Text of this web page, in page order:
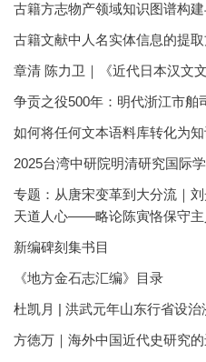
古籍方志物产领域知识图谱构
古籍文献中人名实体信息的提
章清 陈力卫｜《近代日本汉文
争贡之役500年：明代浙江市舶
如何将任何文本语料库转化为
2025台湾中研院明清研究国际
专题：从唐宋变革到大分流｜
天道人心——略论陈寅恪保守主
新编碑刻集书目
《地方金石志汇编》目录
杜凯月 | 洪武元年山东行省设治
方徳万｜海外中国近代史研究